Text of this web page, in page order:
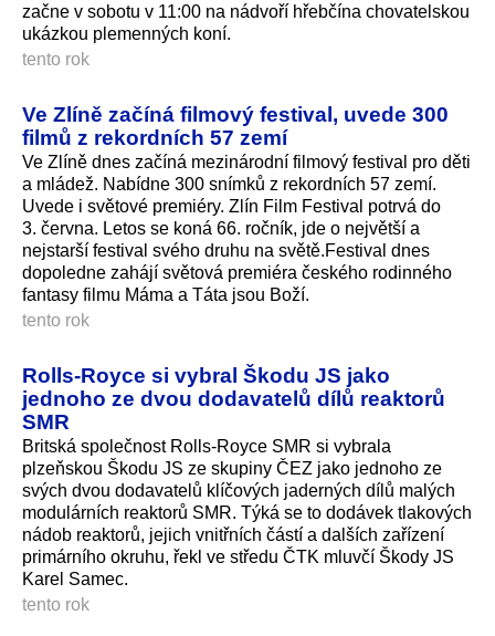
začne v sobotu v 11:00 na nádvoří hřebčína chovatelskou
ukázkou plemenných koní.
tento rok
Ve Zlíně začíná filmový festival, uvede 300
filmů z rekordních 57 zemí
Ve Zlíně dnes začíná mezinárodní filmový festival pro děti
a mládež. Nabídne 300 snímků z rekordních 57 zemí.
Uvede i světové premiéry. Zlín Film Festival potrvá do
3. června. Letos se koná 66. ročník, jde o největší a
nejstarší festival svého druhu na světě.Festival dnes
dopoledne zahájí světová premiéra českého rodinného
fantasy filmu Máma a Táta jsou Boží.
tento rok
Rolls-Royce si vybral Škodu JS jako
jednoho ze dvou dodavatelů dílů reaktorů
SMR
Britská společnost Rolls-Royce SMR si vybrala
plzeňskou Škodu JS ze skupiny ČEZ jako jednoho ze
svých dvou dodavatelů klíčových jaderných dílů malých
modulárních reaktorů SMR. Týká se to dodávek tlakových
nádob reaktorů, jejich vnitřních částí a dalších zařízení
primárního okruhu, řekl ve středu ČTK mluvčí Škody JS
Karel Samec.
tento rok